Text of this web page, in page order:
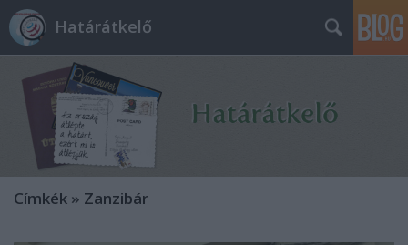
Határátkelő
Címkék » Zanzibár